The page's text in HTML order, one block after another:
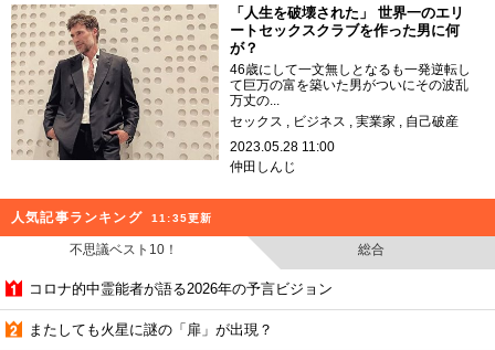
「人生を破壊された」 世界一のエリ
ートセックスクラブを作った男に何
が？
46歳にして一文無しとなるも一発逆転し
て巨万の富を築いた男がついにその波乱
万丈の...
セックス
ビジネス 実業家
自己破産
2023.05.28 11:00
仲田しんじ
人気記事ランキング 11:35更新
不思議ベスト10！ 総合
コロナ的中霊能者が語る2026年の予言ビジョン
またしても火星に謎の「扉」が出現？